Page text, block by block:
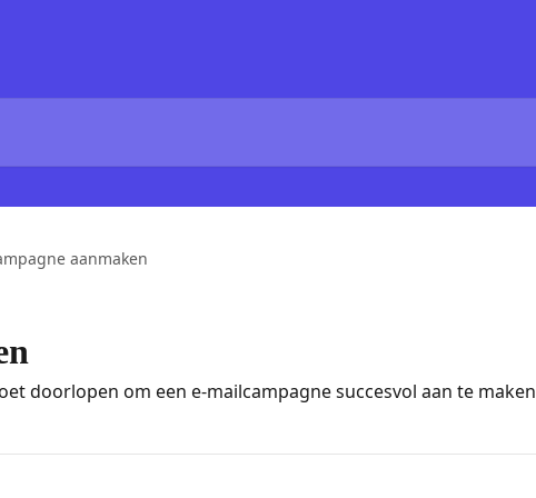
aanmaken
doorlopen om een e-mailcampagne succesvol aan te maken